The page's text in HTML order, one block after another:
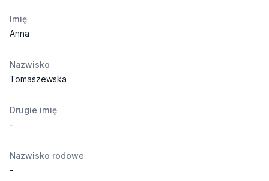
Imię
Anna
Nazwisko
Tomaszewska
Drugie imię
-
Nazwisko rodowe
-